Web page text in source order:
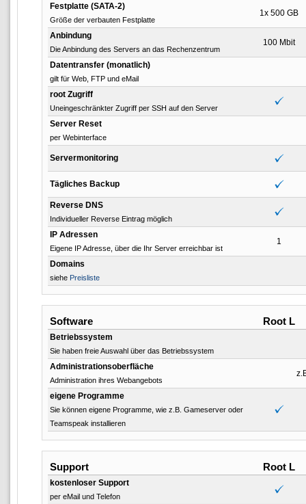
Festplatte (SATA-2)
Größe der verbauten Festplatte
1x 500 GB
Anbindung
Die Anbindung des Servers an das Rechenzentrum
100 Mbit
Datentransfer (monatlich)
gilt für Web, FTP und eMail
root Zugriff
Uneingeschränkter Zugriff per SSH auf den Server
Server Reset
per Webinterface
Servermonitoring
Tägliches Backup
Reverse DNS
Individueller Reverse Eintrag möglich
IP Adressen
Eigene IP Adresse, über die Ihr Server erreichbar ist
1
Domains
siehe Preisliste
Software Root L
Betriebssystem
Sie haben freie Auswahl über das Betriebssystem
Administrationsoberfläche
Administration ihres Webangebots
eigene Programme
Sie können eigene Programme, wie z.B. Gameserver oder
Teamspeak installieren
Support Root L
kostenloser Support
per eMail und Telefon